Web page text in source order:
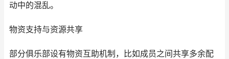
动中的混乱。
物资支持与资源共享
部分俱乐部设有物资互助机制，比如成员之间共享多余配